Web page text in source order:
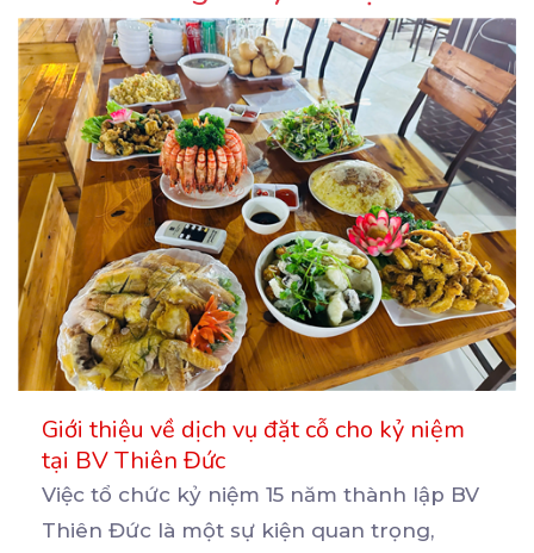
Giới thiệu về dịch vụ đặt cỗ cho kỷ niệm
tại BV Thiên Đức
Việc tổ chức kỷ niệm 15 năm thành lập BV
Thiên Đức là một sự kiện quan trọng,